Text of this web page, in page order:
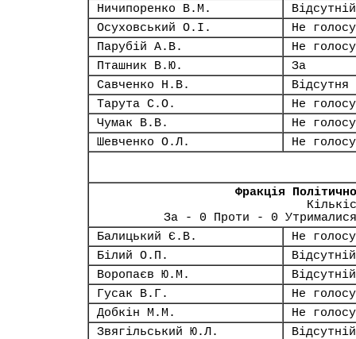
Ничипоренко В.М.
Відсутній
Осуховський О.І.
Не
Парубій А.В.
Не
Пташник В.Ю.
За
Савченко Н.В.
Відсутня
Тарута С.О.
Не
Чумак В.В.
Не
Шевченко О.Л.
Не
Фракція
За - 0 Проти - 0
Балицький Є.В.
Не
Білий О.П.
Відсутній
Воропаєв Ю.М.
Відсутній
Гусак В.Г.
Не
Добкін М.М.
Не
Звягільський Ю.Л.
Відсутній